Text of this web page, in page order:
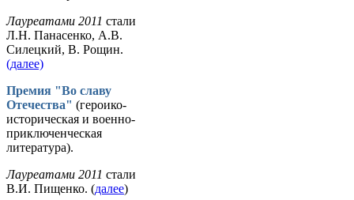
Лауреатами 2011 стали
Л.Н. Панасенко, А.В.
Силецкий, В. Рощин.
(далее)
Премия "Во славу
Отечества" (героико-
историческая и военно-
приключенческая
литература).
Лауреатами 2011 стали
В.И. Пищенко. (далее)